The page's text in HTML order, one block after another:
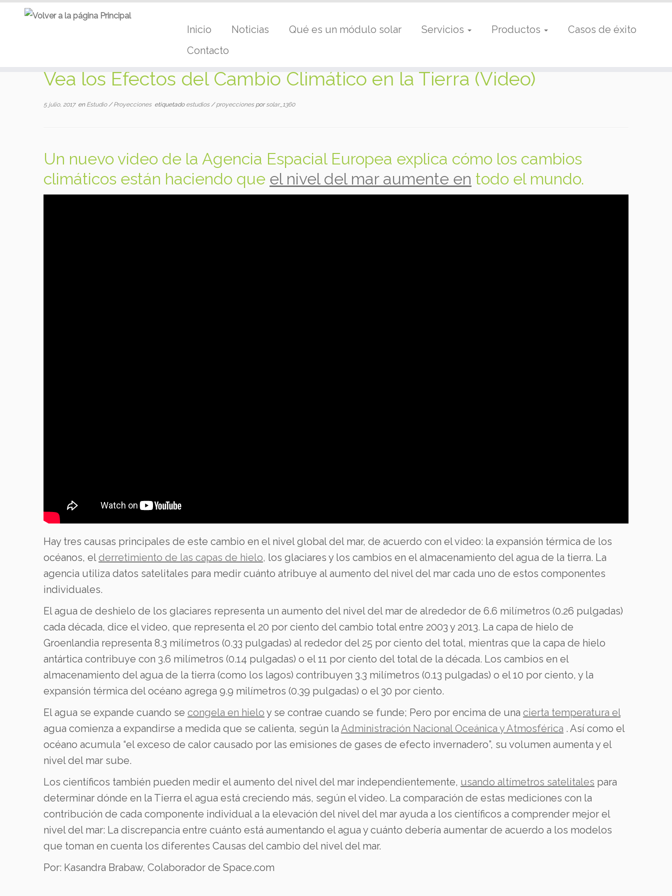
Inicio Noticias Qué es un módulo solar Servicios Productos
Casos de éxito
Contacto
Vea los Efectos del Cambio Climático en la Tierra (Video)
5 julio, 2017en Estudio/Proyecciones etiquetado estudios/proyecciones porsolar_1360
Un nuevo video de la Agencia Espacial Europea explica cómo los cambios
climáticos están haciendo que el nivel del mar aumente en todo el mundo.
Hay tres causas principales de este cambio en el nivel global del mar, de acuerdo con el video: la expansión térmica de los
océanos, elderretimiento de las capas de hielo, los glaciares y los cambios en el almacenamiento del agua de la tierra. La
agencia utiliza datos satelitales para medir cuánto atribuye al aumento del nivel del mar cada uno de estos componentes
individuales.
El agua de deshielo de los glaciares representa un aumento del nivel del mar de alrededor de 6.6 milímetros (0.26 pulgadas)
cada década, dice el video, que representa el 20 por ciento del cambio total entre 2003 y 2013. La capa de hielo de
Groenlandia representa 8.3 milímetros (0.33 pulgadas) al rededor del 25 por ciento del total, mientras que la capa de hielo
antártica contribuye con 3.6 milímetros (0.14 pulgadas) o el 11 por ciento del total de la década. Los cambios en el
almacenamiento del agua de la tierra (como los lagos) contribuyen 3.3 milímetros (0.13 pulgadas) o el 10 por ciento, y la
expansión térmica del océano agrega 9.9 milímetros (0.39 pulgadas) o el 30 por ciento.
El agua se expande cuando se congela en hielo y se contrae cuando se funde; Pero por encima de una cierta temperatura el
agua comienza a expandirse a medida que se calienta, según la Administración Nacional Oceánica y Atmosférica . Así como el
océano acumula “el exceso de calor causado por las emisiones de gases de efecto invernadero”, su volumen aumenta y el
nivel del mar sube.
Los científicos también pueden medir el aumento del nivel del mar independientemente, usando altímetros satelitales para
determinar dónde en la Tierra el agua está creciendo más, según el video. La comparación de estas mediciones con la
contribución de cada componente individual a la elevación del nivel del mar ayuda a los científicos a comprender mejor el
nivel del mar: La discrepancia entre cuánto está aumentando el agua y cuánto debería aumentar de acuerdo a los modelos
que toman en cuenta los diferentes Causas del cambio del nivel del mar.
Por: Kasandra Brabaw, Colaborador de Space.com